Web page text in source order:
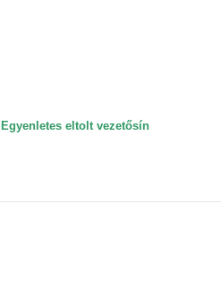
Egyenletes eltolt vezetősín